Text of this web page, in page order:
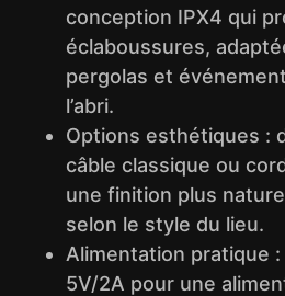
conception IPX4 qui
éclaboussures,
pergolas et
l’abri.
Options esthétiques :
câble classique ou
une finition plus
selon le style du lieu.
Alimentation pratique :
5V/2A pour une